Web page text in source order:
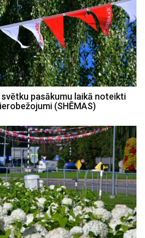
pasākumu laikā noteikti
(SHĒMAS)